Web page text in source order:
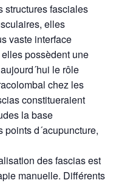
structures fasciales
elles
vaste interface
possèdent une
le rôle
chez les
constitueraient
la base
d´acupuncture,
des fascias est
manuelle. Différents